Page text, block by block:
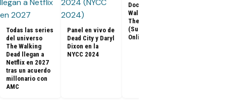
Todas las series
del universo
The Walking
Dead llegan a
Netflix en 2027
tras un acuerdo
millonario con
AMC
Panel en vivo de
Dead City y Daryl
Dixon en la
NYCC 2024
Documental The
Walking Dead:
The Return
(Subtitulado
Online)